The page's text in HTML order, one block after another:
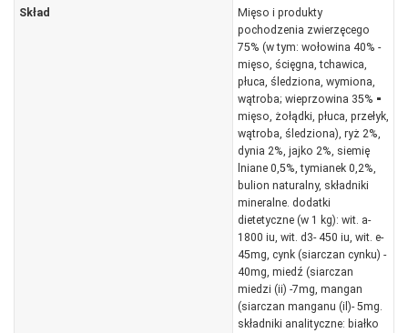
Skład
Mięso i produkty
pochodzenia zwierzęcego
75% (w tym: wołowina 40% -
mięso, ścięgna, tchawica,
płuca, śledziona, wymiona,
wątroba; wieprzowina 35% ⁃
mięso, żołądki, płuca, przełyk,
wątroba, śledziona), ryż 2%,
dynia 2%, jajko 2%, siemię
lniane 0,5%, tymianek 0,2%,
bulion naturalny, składniki
mineralne. dodatki
dietetyczne (w 1 kg): wit. a-
1800 iu, wit. d3- 450 iu, wit. e-
45mg, cynk (siarczan cynku) -
40mg, miedź (siarczan
miedzi (ii) -7mg, mangan
(siarczan manganu (il)- 5mg.
składniki analityczne: białko